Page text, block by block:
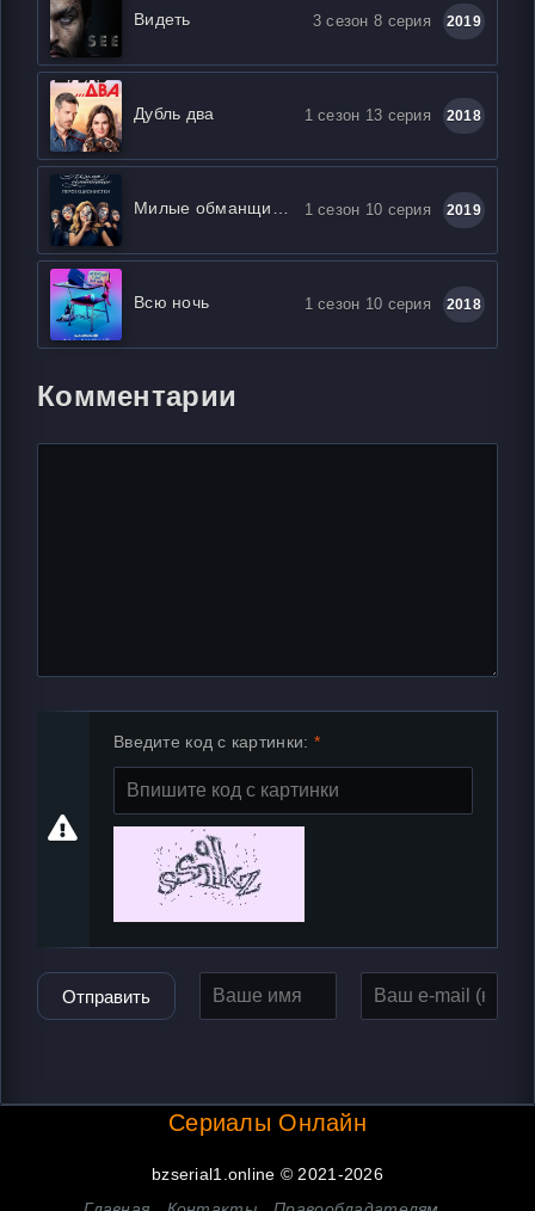
Видеть 3 сезон 8 серия 2019
Дубль два 1 сезон 13 серия 2018
1 сезон 10 серия 2019
Всю ночь 1 сезон 10 серия 2018
Комментарии
Введите код с картинки:
Отправить
Сериалы Онлайн
bzserial1.online © 2021-2026